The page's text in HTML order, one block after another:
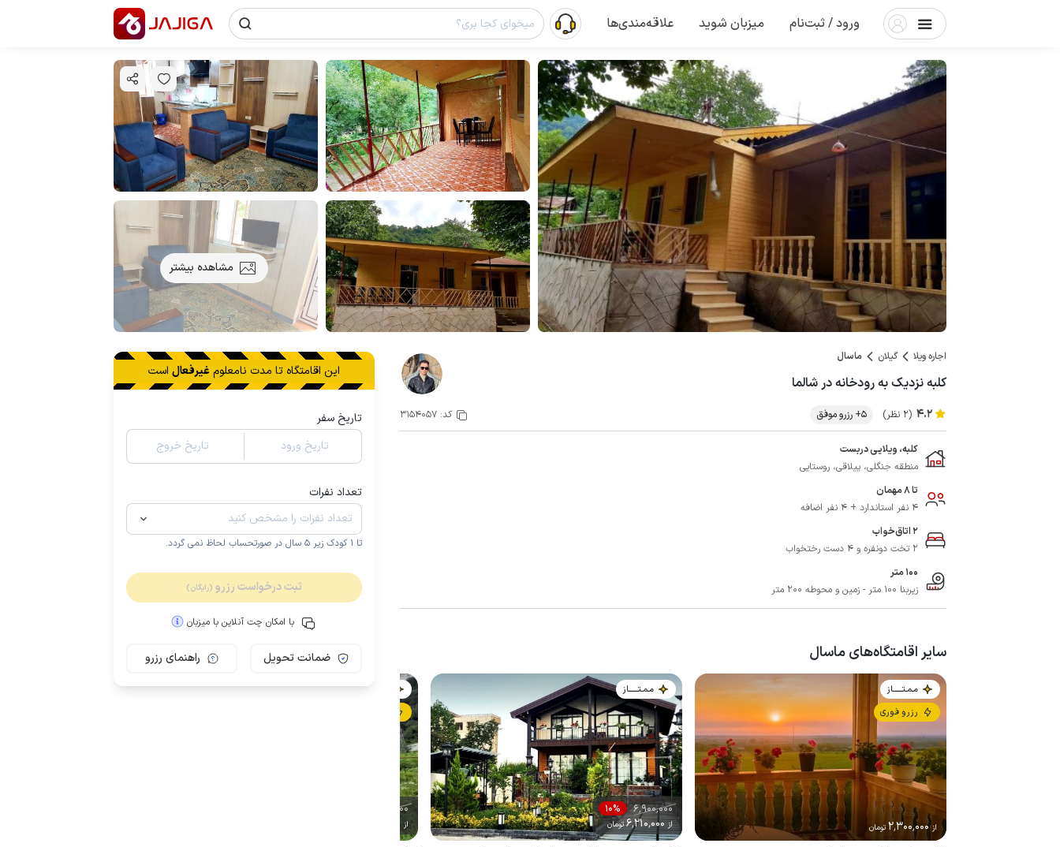
ورود / ثبت‌نام میزبان شوید علاقه‌مندی‌ها
مشاهده بیشتر
اجاره ویلا گیلان ماسال
کلبه نزدیک به رودخانه در شالما
4.2 (2 نظر) 5+ رزرو موفق کد:3154057
کلبه، ویلایی دربست
منطقه جنگلی، ییلاقی، روستایی
تا 8 مهمان
4 نفر استاندارد + 4 نفر اضافه
2 اتاق‌خواب
2 تخت دونفره و 4 دست رختخواب
100 متر
زیربنا 100 متر - زمین و محوطه 200 متر
سایر اقامتگاه‌های ماسال
مـمـتــــــاز
رزرو فوری
از 2٬300٬000 تومان
مـمـتــــــاز
6٬900٬000 10%
از 6٬210٬000تومان
مـمـتــــــاز
3٬300٬000
از
مـمـتــــــاز
این اقامتگاه تا مدت نامعلوم غیرفعال است
تاریخ سفر
تاریخ ورود
تاریخ خروج
تعداد نفرات
تا 1 کودک زیر 5 سال در صورتحساب لحاظ نمی گردد.
ثبت درخواست رزرو (رایگان)
با امکان چت آنلاین با میزبان
ضمانت تحویل راهنمای رزرو